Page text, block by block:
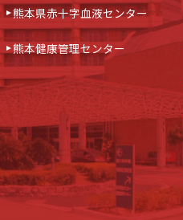
熊本県赤十字血液センター
熊本健康管理センター